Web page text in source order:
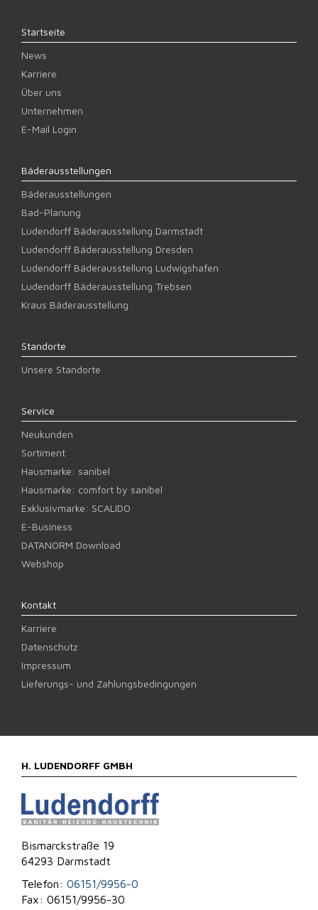
Startseite
News
Karriere
Über uns
Unternehmen
E-Mail Login
Bäderausstellungen
Bäderausstellungen
Bad-Planung
Ludendorff Bäderausstellung Darmstadt
Ludendorff Bäderausstellung Dresden
Ludendorff Bäderausstellung Ludwigshafen
Ludendorff Bäderausstellung Trebsen
Kraus Bäderausstellung
Standorte
Unsere Standorte
Service
Neukunden
Sortiment
Hausmarke: sanibel
Hausmarke: comfort by sanibel
Exklusivmarke: SCALIDO
E-Business
DATANORM Download
Webshop
Kontakt
Karriere
Datenschutz
Impressum
Lieferungs- und Zahlungsbedingungen
H. LUDENDORFF GMBH
Bismarckstraße 19
64293 Darmstadt
Telefon: 06151/9956-0
Fax: 06151/9956-30